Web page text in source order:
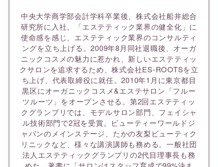
中央大学商学部会計学科卒業後、株式会社船井総合
研究所に入社。「エステティック業界の健全化」に
使命感を感じ、エステティック業界のコンサルティ
ングを立ち上げる。2009年8月同社退職後、オーガ
ニックコスメの魅力に惹かれ、新しいエステティッ
クサロンを追求するため、株式会社ES-ROOTSを立
ち上げ、代表取締役に就任。2010年1月に東京都目
黒区にオーガニックコスメ&エステサロン「フルー
ツルーツ」をオープンさせる。第2回エステティッ
クグランプリでは、モデルサロン部門、フェイシャ
ル技術部門で2冠を受賞。ビューティーワールドジ
ャパンのメインステージ、たかの友梨ビューティク
リニックなど、様々な講演講師も務める。一般社団
法人エステティックグランプリの2代目理事長も務